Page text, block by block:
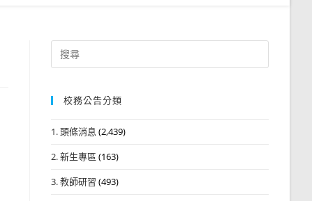
Search
for:
校務公告分類
1. 頭條消息 (2,439)
2. 新生專區 (163)
3. 教師研習 (493)